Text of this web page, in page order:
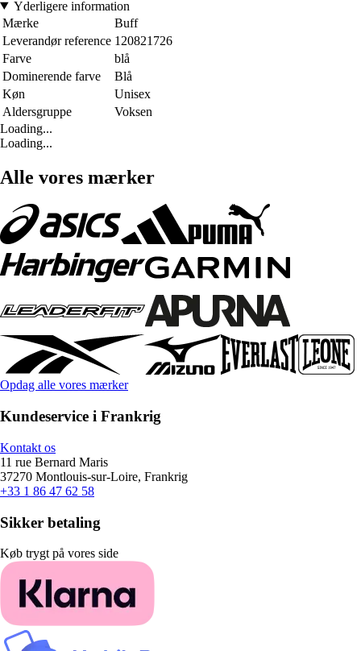
Yderligere information
Mærke
Buff
Leverandør reference 120821726
Farve
blå
Dominerende farve
Blå
Køn
Unisex
Aldersgruppe
Voksen
Loading...
Loading...
Alle vores mærker
Opdag alle vores mærker
Kundeservice i Frankrig
Kontakt os
11 rue Bernard Maris
37270 Montlouis-sur-Loire, Frankrig
+33 1 86 47 62 58
Sikker betaling
Køb trygt på vores side